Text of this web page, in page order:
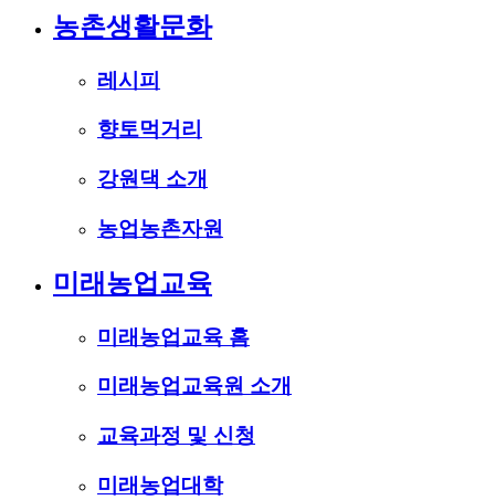
농촌생활문화
레시피
향토먹거리
강원댁 소개
농업농촌자원
미래농업교육
미래농업교육 홈
미래농업교육원 소개
교육과정 및 신청
미래농업대학